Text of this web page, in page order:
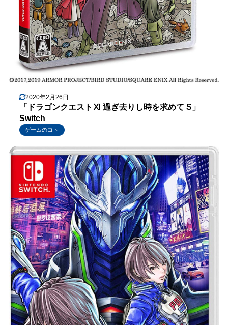
2020年2月26日
「ドラゴンクエストⅪ 過ぎ去りし時を求めて S」
Switch
ゲームのコト